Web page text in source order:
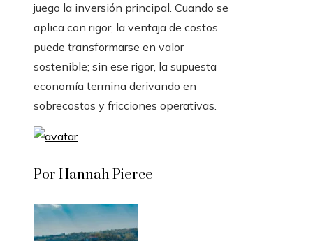
juego la inversión principal. Cuando se
aplica con rigor, la ventaja de costos
puede transformarse en valor
sostenible; sin ese rigor, la supuesta
economía termina derivando en
sobrecostos y fricciones operativas.
Por Hannah Pierce